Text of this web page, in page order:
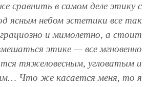
сравнить в самом деле этику с
ясным небом эстетики все так
грациозно и мимолетно, а стоит
этике — все мгновенно
тяжеловесным, угловатым и
Что же касается меня, то я